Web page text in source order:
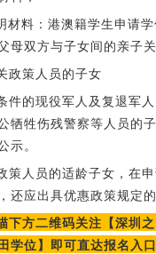
材料：港澳籍学生申请
母双方与子女间的亲子关
政策人员的子女
件的现役军人及复退军
牺牲伤残警察等人员的
示。
策人员的适龄子女，在
还应出具优惠政策规定的
下方二维码关注【深圳
学位】即可直达报名入